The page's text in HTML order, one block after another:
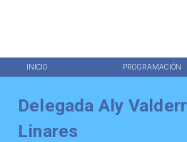
INICIO PROGRAMACIÓN
Delegada Aly
Linares